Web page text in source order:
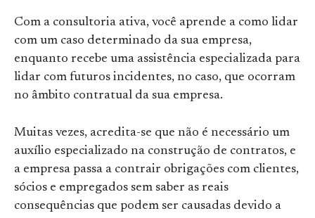
Com a consultoria ativa, você aprende a como lidar
com um caso determinado da sua empresa,
enquanto recebe uma assistência especializada para
lidar com futuros incidentes, no caso, que ocorram
no âmbito contratual da sua empresa.
Muitas vezes, acredita-se que não é necessário um
auxílio especializado na construção de contratos, e
a empresa passa a contrair obrigações com clientes,
sócios e empregados sem saber as reais
consequências que podem ser causadas devido a